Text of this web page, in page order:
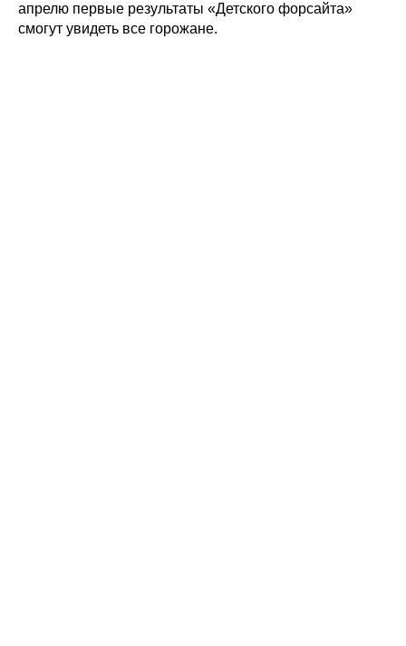
апрелю первые результаты «Детского форсайта»
смогут увидеть все горожане.